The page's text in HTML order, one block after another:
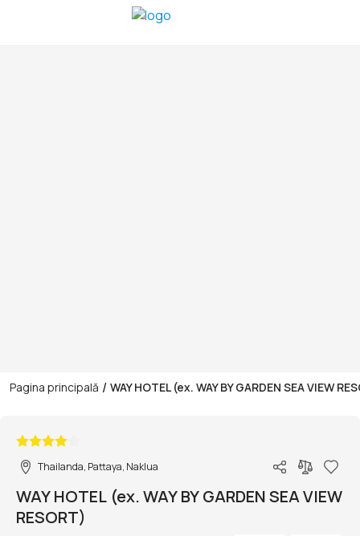
Pagina principală / WAY HOTEL (ex. WAY BY GARDEN SEA VIEW
Thailanda, Pattaya, Naklua
WAY HOTEL (ex. WAY BY GARDEN SEA VIEW
RESORT)